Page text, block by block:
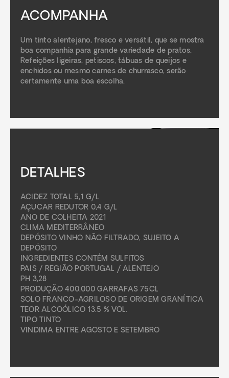
ACOMPANHA
Um tinto alentejano, fresco e versátil, que se mostra
boa companhia para grande variedade de pratos.
Refeições ligeiras, petiscos, tábuas de queijos e
enchidos ou mesmo carnes de churrasco, serão
certamente uma boa escolha.
DETALHES
ACIDEZ TOTAL 5,1 G/L
AÇUCAR REDUTOR 0,4 G/L
ANO DE COLHEITA 2021
CLIMA MEDITERRÂNEO
DEPÓSITO VINHO NÃO FILTRADO, SUJEITO A
DEPÓSITO
INGREDIENTES CONTÉM SULFITOS
PAIS / REGIÃO PORTUGAL / ALENTEJO
PH 3,28
PRODUÇÃO 400.000 GARRAFAS 75CL
SOLO FRANCO-AGRILOSO DE ORIGEM GRANÍTICA
TEOR ALCOÓLICO 13.5 % VOL.
TIPO TINTO
VINDIMA ENTRE AGOSTO E SETEMBRO